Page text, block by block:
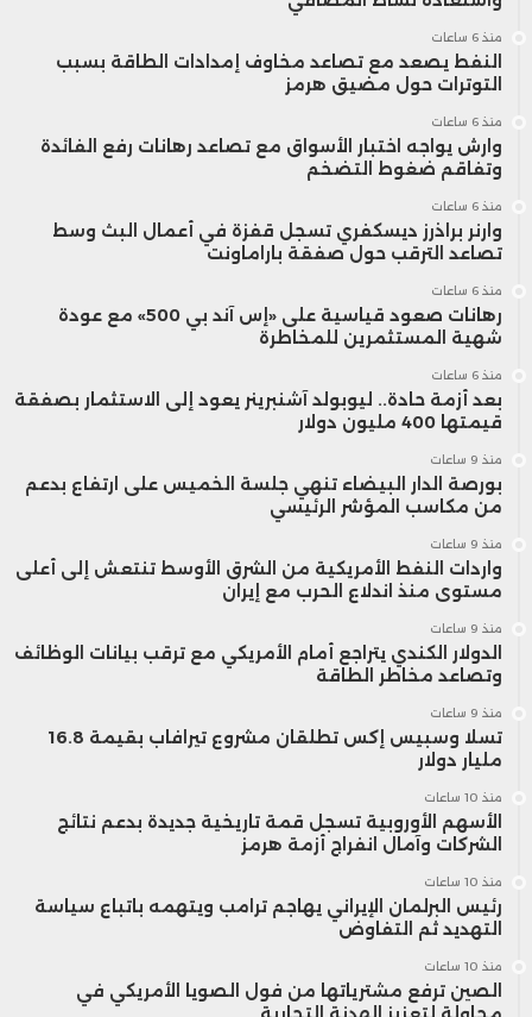
منذ 6 ساعات
النفط يصعد مع تصاعد مخاوف إمدادات الطاقة بسبب
التوترات حول مضيق هرمز
منذ 6 ساعات
وارش يواجه اختبار الأسواق مع تصاعد رهانات رفع الفائدة
وتفاقم ضغوط التضخم
منذ 6 ساعات
وارنر براذرز ديسكفري تسجل قفزة في أعمال البث وسط
تصاعد الترقب حول صفقة باراماونت
منذ 6 ساعات
رهانات صعود قياسية على «إس آند بي 500» مع عودة
شهية المستثمرين للمخاطرة
منذ 6 ساعات
بعد أزمة حادة.. ليوبولد آشنبرينر يعود إلى الاستثمار بصفقة
قيمتها 400 مليون دولار
منذ 9 ساعات
بورصة الدار البيضاء تنهي جلسة الخميس على ارتفاع بدعم
من مكاسب المؤشر الرئيسي
منذ 9 ساعات
واردات النفط الأمريكية من الشرق الأوسط تنتعش إلى أعلى
مستوى منذ اندلاع الحرب مع إيران
منذ 9 ساعات
الدولار الكندي يتراجع أمام الأمريكي مع ترقب بيانات الوظائف
وتصاعد مخاطر الطاقة
منذ 9 ساعات
تسلا وسبيس إكس تطلقان مشروع تيرافاب بقيمة 16.8
مليار دولار
منذ 10 ساعات
الأسهم الأوروبية تسجل قمة تاريخية جديدة بدعم نتائج
الشركات وآمال انفراج أزمة هرمز
منذ 10 ساعات
رئيس البرلمان الإيراني يهاجم ترامب ويتهمه باتباع سياسة
التهديد ثم التفاوض
منذ 10 ساعات
الصين ترفع مشترياتها من فول الصويا الأمريكي في